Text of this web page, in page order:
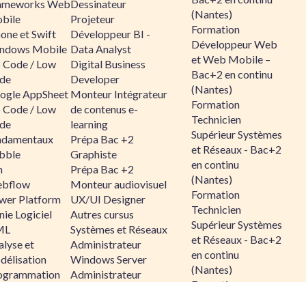
Web
et Swift
Mobile
/ Low
AppSheet
/ Low
Platform
Logiciel
et
Dessinateur
Projeteur
Développeur BI -
Data Analyst
Digital Business
Developer
Monteur Intégrateur
de contenus e-
learning
Prépa Bac +2
Graphiste
Prépa Bac +2
Monteur audiovisuel
UX/UI Designer
Autres cursus
Systèmes et Réseaux
Administrateur
Windows Server
Administrateur
(Nantes)
Formation
Développeur Web
et Web Mobile –
Bac+2 en continu
(Nantes)
Formation
Technicien
Supérieur Systèmes
et Réseaux - Bac+2
en continu
(Nantes)
Formation
Technicien
Supérieur Systèmes
et Réseaux - Bac+2
en continu
(Nantes)